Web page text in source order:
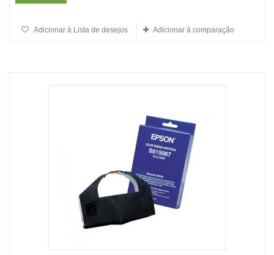
Adicionar à Lista de desejos Adicionar à comparação